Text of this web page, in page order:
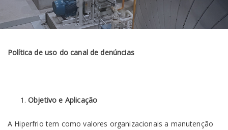
Política de uso do canal de denúncias
Objetivo e Aplicação
A Hiperfrio tem como valores organizacionais a manutenção